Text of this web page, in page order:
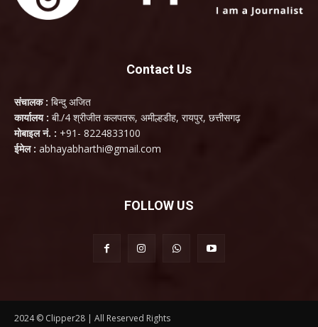
Contact Us
संचालक : बिन्दु अजित
कार्यालय : बी./4 श्रीजीत कलपतरू, अमील्हडीह, रायपुर, छत्तीसगढ़
मोबाइल नं. : +91- 8224833100
ईमेल : abhayabharthi@gmail.com
FOLLOW US
2024 © Clipper28 | All Reserved Rights